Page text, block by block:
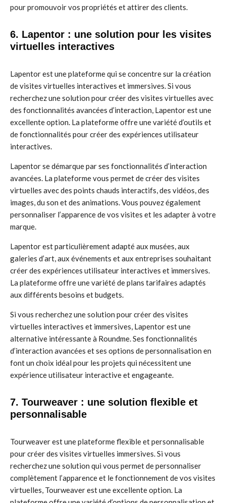
pour promouvoir vos propriétés et attirer des clients.
6. Lapentor : une solution pour les visites
virtuelles interactives
Lapentor est une plateforme qui se concentre sur la création
de visites virtuelles interactives et immersives. Si vous
recherchez une solution pour créer des visites virtuelles avec
des fonctionnalités avancées d’interaction, Lapentor est une
excellente option. La plateforme offre une variété d’outils et
de fonctionnalités pour créer des expériences utilisateur
interactives.
Lapentor se démarque par ses fonctionnalités d’interaction
avancées. La plateforme vous permet de créer des visites
virtuelles avec des points chauds interactifs, des vidéos, des
images, du son et des animations. Vous pouvez également
personnaliser l’apparence de vos visites et les adapter à votre
marque.
Lapentor est particulièrement adapté aux musées, aux
galeries d’art, aux événements et aux entreprises souhaitant
créer des expériences utilisateur interactives et immersives.
La plateforme offre une variété de plans tarifaires adaptés
aux différents besoins et budgets.
Si vous recherchez une solution pour créer des visites
virtuelles interactives et immersives, Lapentor est une
alternative intéressante à Roundme. Ses fonctionnalités
d’interaction avancées et ses options de personnalisation en
font un choix idéal pour les projets qui nécessitent une
expérience utilisateur interactive et engageante.
7. Tourweaver : une solution flexible et
personnalisable
Tourweaver est une plateforme flexible et personnalisable
pour créer des visites virtuelles immersives. Si vous
recherchez une solution qui vous permet de personnaliser
complètement l’apparence et le fonctionnement de vos visites
virtuelles, Tourweaver est une excellente option. La